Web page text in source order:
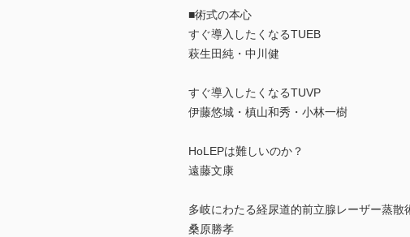
■術式の本心
すぐ導入したくなるTUEB
萩生田純・中川健
すぐ導入したくなるTUVP
伊藤悠城・槙山和秀・小林一樹
HoLEPは難しいのか？
遠藤文康
多岐にわたる経尿道的前立腺レーザー蒸
桑原勝孝